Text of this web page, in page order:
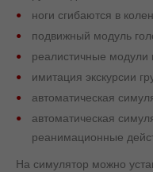
ноги сгибаются в
подвижный модуль
реалистичные модули
имитация экскурсии
автоматическая
автоматическая
реанимационные
На симулятор можно